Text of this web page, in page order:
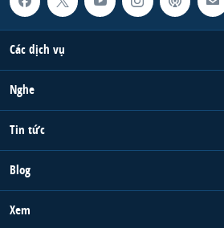
Các dịch vụ
Nghe
Tin tức
Blog
Xem